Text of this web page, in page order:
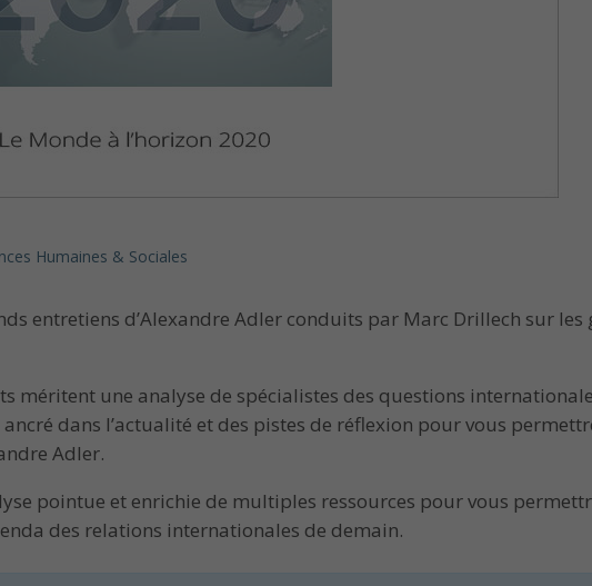
Humaines & Sociales
entretiens d’Alexandre Adler conduits par Marc Drillech sur
méritent une analyse de spécialistes des questions
dans l’actualité et des pistes de réflexion pour vous
Adler.
pointue et enrichie de multiples ressources pour vous
des relations internationales de demain.